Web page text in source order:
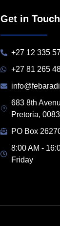
Get in Touch
+27 12 335
+27 81 265
683 8th
Pretoria, 0083
PO Box
8:00 AM -
Friday